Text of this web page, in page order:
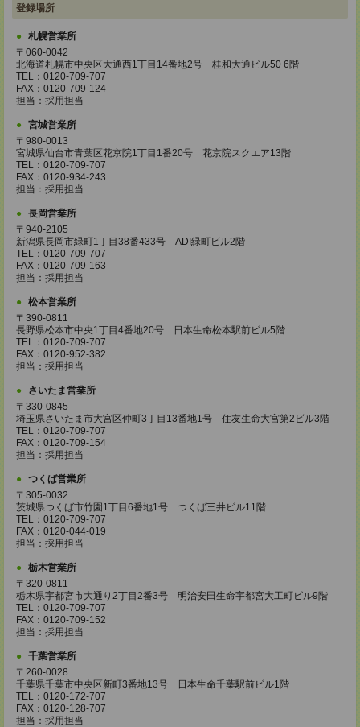
登録場所
札幌営業所
〒060-0042
北海道札幌市中央区大通西1丁目14番地2号 桂和大通ビル50 6階
TEL：0120-709-707
FAX：0120-709-124
担当：採用担当
宮城営業所
〒980-0013
宮城県仙台市青葉区花京院1丁目1番20号 花京院スクエア13階
TEL：0120-709-707
FAX：0120-934-243
担当：採用担当
長岡営業所
〒940-2105
新潟県長岡市緑町1丁目38番433号 ADI緑町ビル2階
TEL：0120-709-707
FAX：0120-709-163
担当：採用担当
松本営業所
〒390-0811
長野県松本市中央1丁目4番地20号 日本生命松本駅前ビル5階
TEL：0120-709-707
FAX：0120-952-382
担当：採用担当
さいたま営業所
〒330-0845
埼玉県さいたま市大宮区仲町3丁目13番地1号 住友生命大宮第2ビル3階
TEL：0120-709-707
FAX：0120-709-154
担当：採用担当
つくば営業所
〒305-0032
茨城県つくば市竹園1丁目6番地1号 つくば三井ビル11階
TEL：0120-709-707
FAX：0120-044-019
担当：採用担当
栃木営業所
〒320-0811
栃木県宇都宮市大通り2丁目2番3号 明治安田生命宇都宮大工町ビル9階
TEL：0120-709-707
FAX：0120-709-152
担当：採用担当
千葉営業所
〒260-0028
千葉県千葉市中央区新町3番地13号 日本生命千葉駅前ビル1階
TEL：0120-172-707
FAX：0120-128-707
担当：採用担当